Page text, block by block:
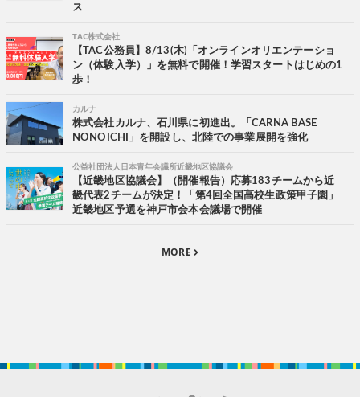
ス
TAC株式会社
【TAC公務員】8/13(木)「オンラインオリエンテーショ
ン（体験入学）」を無料で開催！学習スタートはじめの1
歩！
カルナ
株式会社カルナ、石川県に初進出。「CARNA BASE
NONOICHI」を開設し、北陸での事業展開を強化
公益社団法人日本青年会議所近畿地区協議会
【近畿地区協議会】（開催報告）応募183チームから近
畿代表2チームが決定！「第4回全国高校生政策甲子園」
近畿地区予選を神戸市会本会議場で開催
MORE